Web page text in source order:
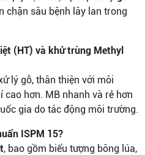
chặn sâu bệnh lây lan trong
(HT) và khử trùng Methyl
lý gỗ, thân thiện với môi
hơn. MB nhanh và rẻ hơn
gia do tác động môi trường.
ISPM 15?
, bao gồm biểu tượng bông lúa,